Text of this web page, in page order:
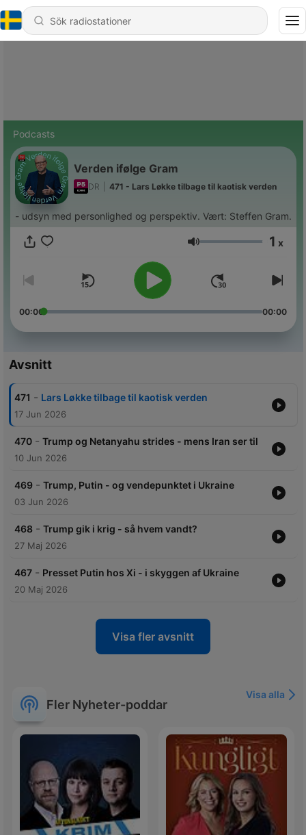
Podcasts
Verden ifølge Gram
DR 471 - Lars Løkke tilbage til kaotisk verden
- udsyn med personlighed og perspektiv. Vært: Steffen Gram.
Volym 1 x
00:00 00:00
Avsnitt
471 - Lars Løkke tilbage til kaotisk verden
17 Jun 2026
470 - Trump og Netanyahu strides - mens Iran ser til
10 Jun 2026
469 - Trump, Putin - og vendepunktet i Ukraine
03 Jun 2026
468 - Trump gik i krig - så hvem vandt?
27 Maj 2026
467 - Presset Putin hos Xi - i skyggen af Ukraine
20 Maj 2026
Visa fler avsnitt
Fler Nyheter-poddar
Visa alla